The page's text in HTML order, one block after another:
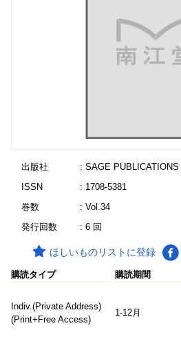
出版社
: SAGE PUBLICATIONS
ISSN
: 1708-5381
巻数
: Vol.34
発行回数
: 6 回
ほしいものリストに登録
購読タイプ 購読期間
Indiv.(Private Address)
(Print+Free Access)
1-12月